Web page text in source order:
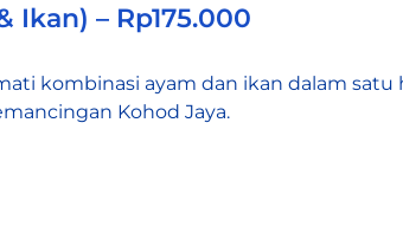
Ikan) – Rp175.000
kombinasi ayam dan ikan dalam
Kohod Jaya.